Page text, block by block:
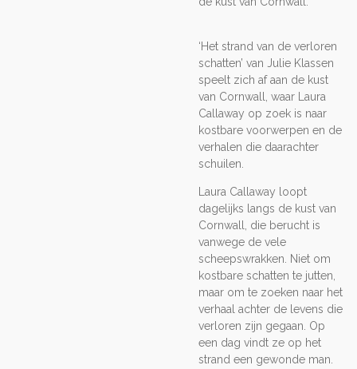
‘Het strand van de verloren
schatten’ van Julie Klassen
speelt zich af aan de kust
van Cornwall, waar Laura
Callaway op zoek is naar
kostbare voorwerpen en de
verhalen die daarachter
schuilen.
Laura Callaway loopt
dagelijks langs de kust van
Cornwall, die berucht is
vanwege de vele
scheepswrakken. Niet om
kostbare schatten te jutten,
maar om te zoeken naar het
verhaal achter de levens die
verloren zijn gegaan. Op
een dag vindt ze op het
strand een gewonde man.